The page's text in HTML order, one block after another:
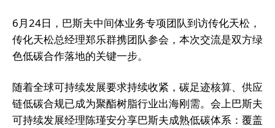
6月24日，巴斯夫中间体业务专项团队到访传化天松，
传化天松总经理郑乐群携团队参会，本次交流是双方绿
色低碳合作落地的关键一步。
随着全球可持续发展要求持续收紧，碳足迹核算、供应
链低碳合规已成为聚酯树脂行业出海刚需。会上巴斯夫
可持续发展经理陈瑾安分享巴斯夫成熟低碳体系：覆盖